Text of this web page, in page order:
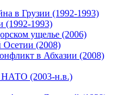
в Грузии (1992-1993)
(1992-1993)
ущелье (2006)
(2008)
в Абхазии (2008)
НАТО (2003-н.в.)